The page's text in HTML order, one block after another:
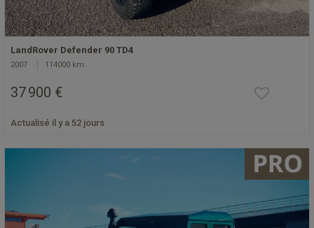
LandRover Defender 90 TD4
2007 114000 km
37 900 €
Actualisé il y a 52 jours